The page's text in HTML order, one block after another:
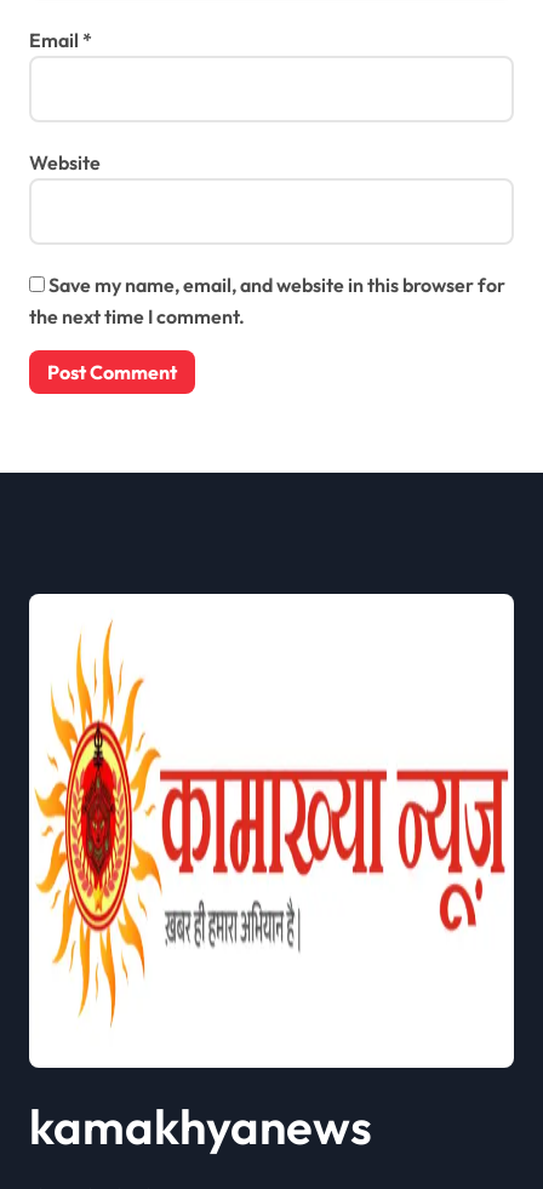
Email *
Website
Save my name, email, and website in this browser for
the next time I comment.
kamakhyanews